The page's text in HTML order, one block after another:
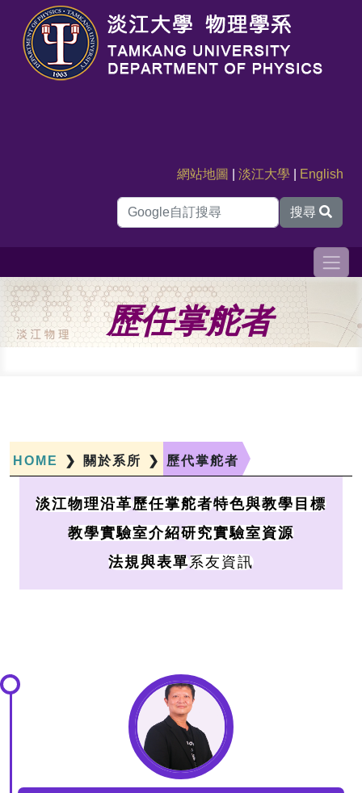
網站地圖 |淡江大學 English
搜尋
歷任掌舵者
HOME ❯ 關於系所 ❯ 歷代掌舵者
淡江物理沿革歷任掌舵者特色與教學目標
教學實驗室介紹研究實驗室資源
法規與表單系友資訊